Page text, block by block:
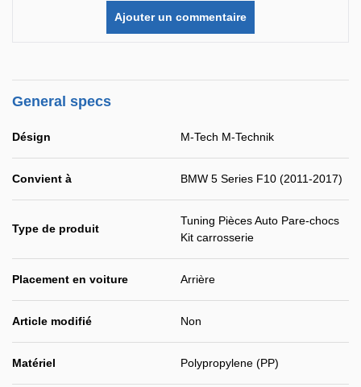
Ajouter un commentaire
General specs
Désign M-Tech M-Technik
Convient à BMW 5 Series F10 (2011-2017)
Type de produit
Tuning Pièces Auto Pare-chocs
Kit carrosserie
Placement en voiture Arrière
Article modifié Non
Matériel Polypropylene (PP)